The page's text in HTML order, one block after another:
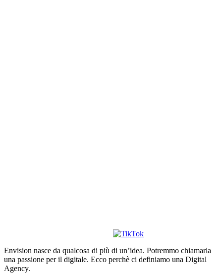
Envision nasce da qualcosa di più di un’idea. Potremmo chiamarla
una passione per il digitale. Ecco perchè ci definiamo una Digital
Agency.